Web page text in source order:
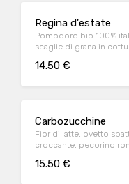
Regina d'estate
Pomodoro bio 100%
scaglie di grana in
14.50 €
Carbozucchine
Fior di latte, ovetto
croccante, pecorino
15.50 €